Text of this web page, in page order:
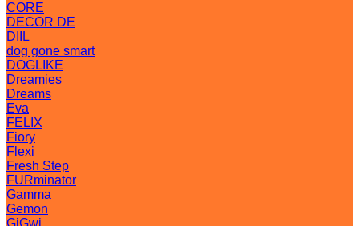
CORE
DECOR DE
DIIL
dog gone smart
DOGLIKE
Dreamies
Dreams
Eva
FELIX
Fiory
Flexi
Fresh Step
FURminator
Gamma
Gemon
GiGwi